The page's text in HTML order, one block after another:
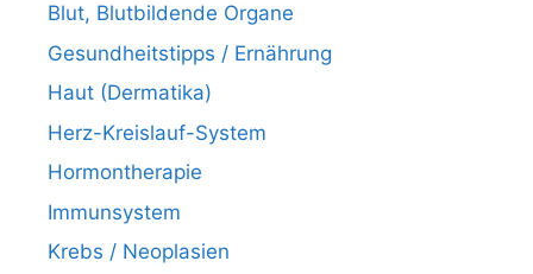
Blut, Blutbildende Organe
Gesundheitstipps / Ernährung
Haut (Dermatika)
Herz-Kreislauf-System
Hormontherapie
Immunsystem
Krebs / Neoplasien